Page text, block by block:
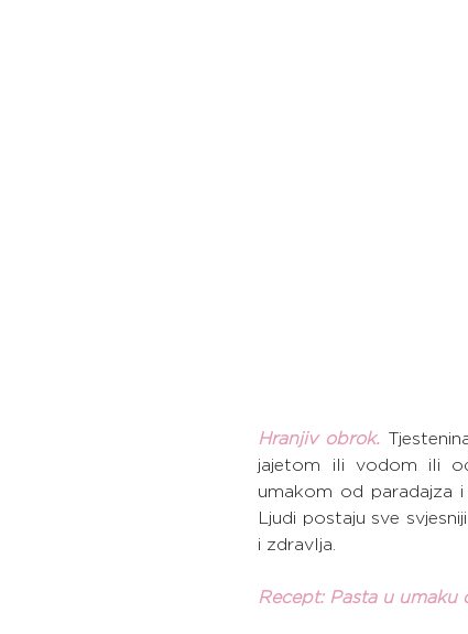
Hranjiv obrok.
jajetom ili vodom ili
umakom od paradajza
Ljudi postaju sve
i zdravlja.
Recept: Pasta u umaku